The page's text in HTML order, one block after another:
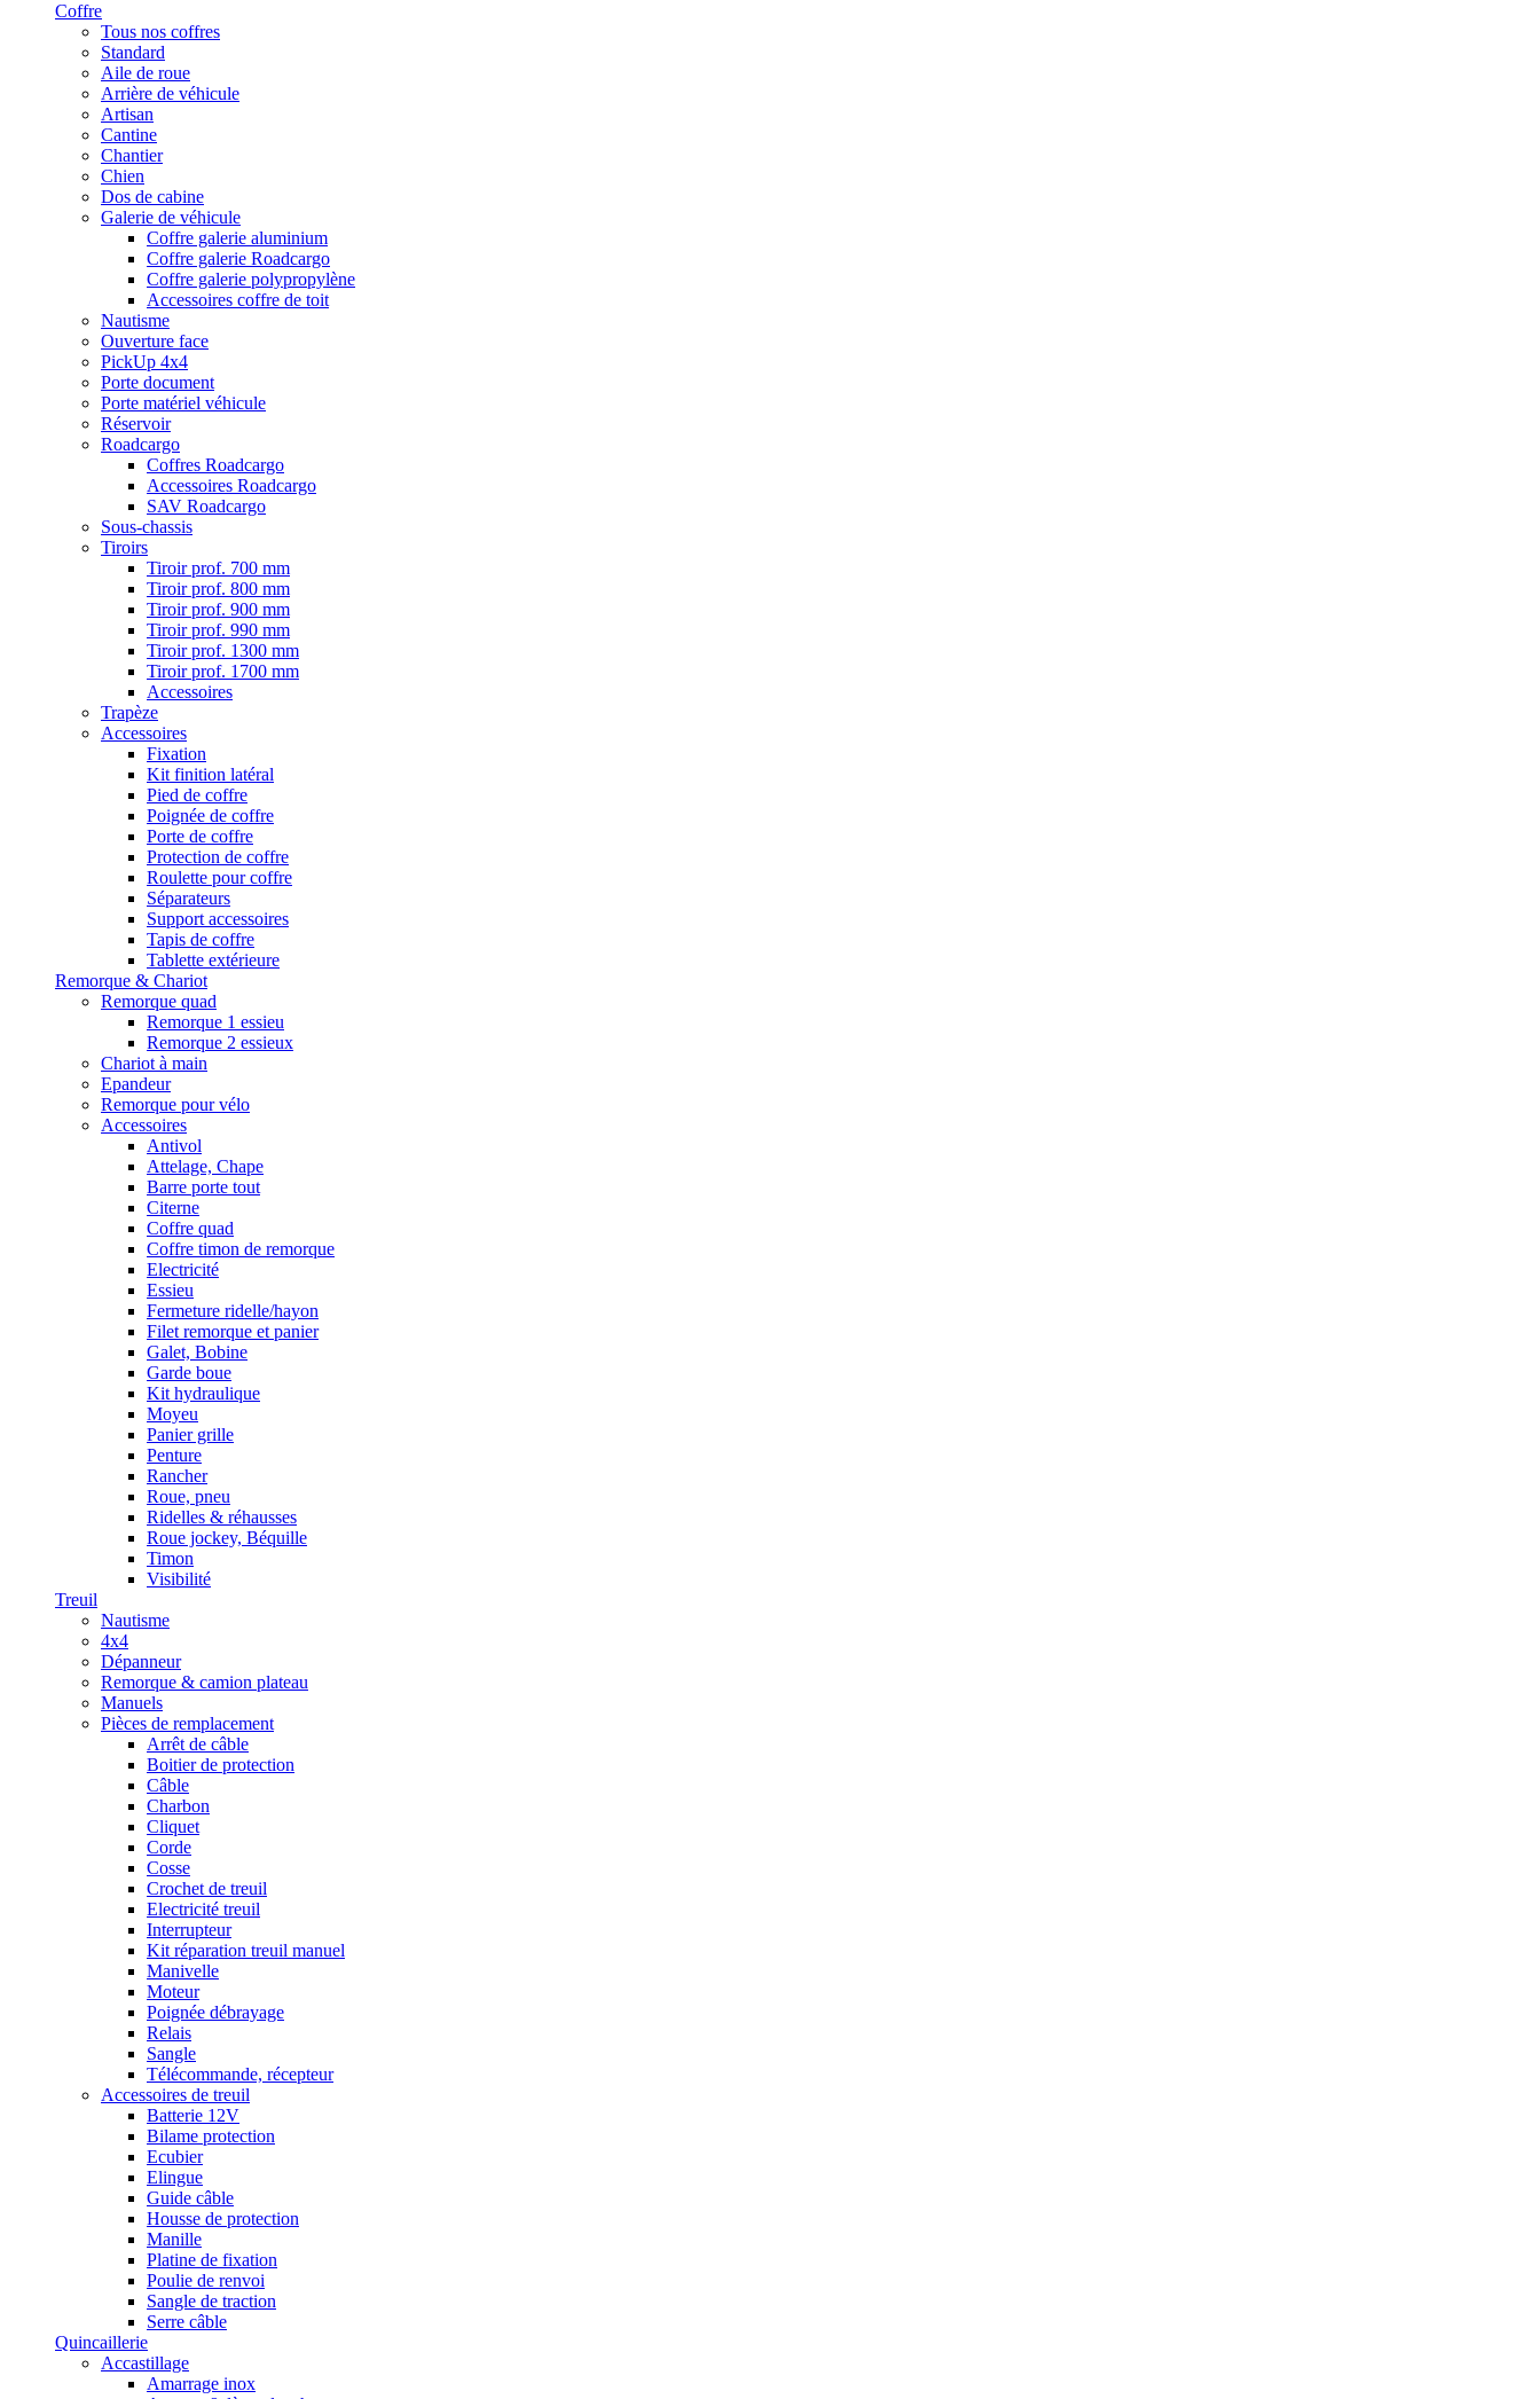
Coffre
Tous nos coffres
Standard
Aile de roue
Arrière de véhicule
Artisan
Cantine
Chantier
Chien
Dos de cabine
Galerie de véhicule
Coffre galerie aluminium
Coffre galerie Roadcargo
Coffre galerie polypropylène
Accessoires coffre de toit
Nautisme
Ouverture face
PickUp 4x4
Porte document
Porte matériel véhicule
Réservoir
Roadcargo
Coffres Roadcargo
Accessoires Roadcargo
SAV Roadcargo
Sous-chassis
Tiroirs
Tiroir prof. 700 mm
Tiroir prof. 800 mm
Tiroir prof. 900 mm
Tiroir prof. 990 mm
Tiroir prof. 1300 mm
Tiroir prof. 1700 mm
Accessoires
Trapèze
Accessoires
Fixation
Kit finition latéral
Pied de coffre
Poignée de coffre
Porte de coffre
Protection de coffre
Roulette pour coffre
Séparateurs
Support accessoires
Tapis de coffre
Tablette extérieure
Remorque & Chariot
Remorque quad
Remorque 1 essieu
Remorque 2 essieux
Chariot à main
Epandeur
Remorque pour vélo
Accessoires
Antivol
Attelage, Chape
Barre porte tout
Citerne
Coffre quad
Coffre timon de remorque
Electricité
Essieu
Fermeture ridelle/hayon
Filet remorque et panier
Galet, Bobine
Garde boue
Kit hydraulique
Moyeu
Panier grille
Penture
Rancher
Roue, pneu
Ridelles & réhausses
Roue jockey, Béquille
Timon
Visibilité
Treuil
Nautisme
4x4
Dépanneur
Remorque & camion plateau
Manuels
Pièces de remplacement
Arrêt de câble
Boitier de protection
Câble
Charbon
Cliquet
Corde
Cosse
Crochet de treuil
Electricité treuil
Interrupteur
Kit réparation treuil manuel
Manivelle
Moteur
Poignée débrayage
Relais
Sangle
Télécommande, récepteur
Accessoires de treuil
Batterie 12V
Bilame protection
Ecubier
Elingue
Guide câble
Housse de protection
Manille
Platine de fixation
Poulie de renvoi
Sangle de traction
Serre câble
Quincaillerie
Accastillage
Amarrage inox